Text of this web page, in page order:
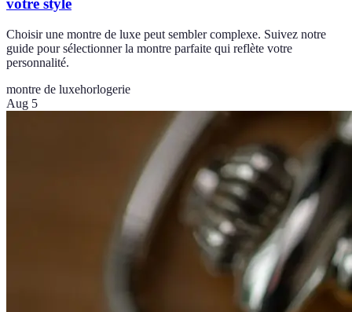
votre style
Choisir une montre de luxe peut sembler complexe. Suivez notre
guide pour sélectionner la montre parfaite qui reflète votre
personnalité.
montre de luxehorlogerie
Aug 5